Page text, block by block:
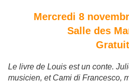
Mercredi 8
Salle des
Gratuit
Le livre de Louis est un conte.
musicien, et Cami di Francesco,